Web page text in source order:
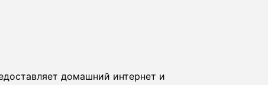
домашний интернет и